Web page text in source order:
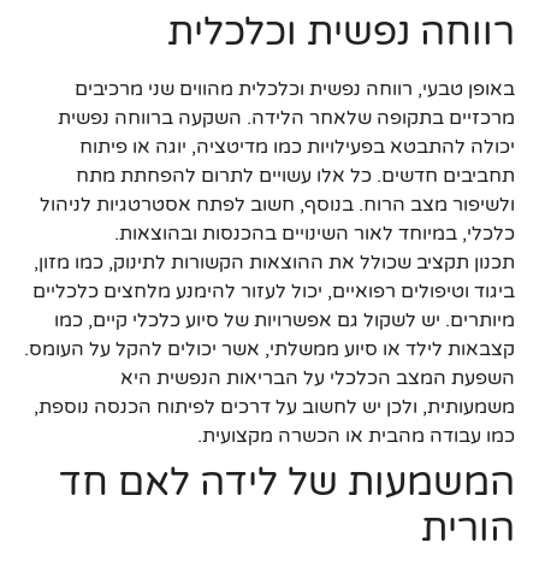
רווחה נפשית וכלכלית
באופן טבעי, רווחה נפשית וכלכלית מהווים שני מרכיבים
מרכזיים בתקופה שלאחר הלידה. השקעה ברווחה נפשית
יכולה להתבטא בפעילויות כמו מדיטציה, יוגה או פיתוח
תחביבים חדשים. כל אלו עשויים לתרום להפחתת מתח
ולשיפור מצב הרוח. בנוסף, חשוב לפתח אסטרטגיות לניהול
כלכלי, במיוחד לאור השינויים בהכנסות ובהוצאות.
תכנון תקציב שכולל את ההוצאות הקשורות לתינוק, כמו מזון,
ביגוד וטיפולים רפואיים, יכול לעזור להימנע מלחצים כלכליים
מיותרים. יש לשקול גם אפשרויות של סיוע כלכלי קיים, כמו
קצבאות לילד או סיוע ממשלתי, אשר יכולים להקל על העומס.
השפעת המצב הכלכלי על הבריאות הנפשית היא
משמעותית, ולכן יש לחשוב על דרכים לפיתוח הכנסה נוספת,
כמו עבודה מהבית או הכשרה מקצועית.
המשמעות של לידה לאם חד
הורית